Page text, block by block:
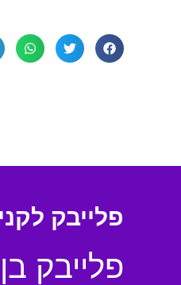
פלייבק
פלייבק